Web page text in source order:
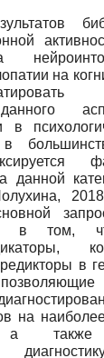
на
данного
в
данной
2018
в том,
в
на
также